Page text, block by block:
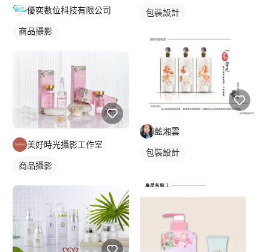
優奕數位科技有限公司
商品攝影
美好時光攝影工作室
商品攝影
包裝設計
藍湘雲
包裝設計